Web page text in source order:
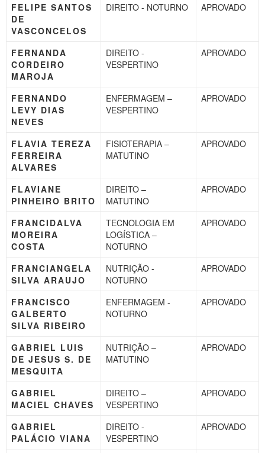
FELIPE SANTOS
DE
VASCONCELOS
DIREITO - NOTURNO APROVADO
FERNANDA
CORDEIRO
MAROJA
DIREITO -
VESPERTINO
APROVADO
FERNANDO
LEVY DIAS
NEVES
ENFERMAGEM –
VESPERTINO
APROVADO
FLAVIA TEREZA
FERREIRA
ALVARES
FISIOTERAPIA –
MATUTINO
APROVADO
FLAVIANE
PINHEIRO BRITO
DIREITO –
MATUTINO
APROVADO
FRANCIDALVA
MOREIRA
COSTA
TECNOLOGIA EM
LOGÍSTICA –
NOTURNO
APROVADO
FRANCIANGELA
SILVA ARAUJO
NUTRIÇÃO -
NOTURNO
APROVADO
FRANCISCO
GALBERTO
SILVA RIBEIRO
ENFERMAGEM -
NOTURNO
APROVADO
GABRIEL LUIS
DE JESUS S. DE
MESQUITA
NUTRIÇÃO –
MATUTINO
APROVADO
GABRIEL
MACIEL CHAVES
DIREITO –
VESPERTINO
APROVADO
GABRIEL
PALÁCIO VIANA
DIREITO -
VESPERTINO
APROVADO